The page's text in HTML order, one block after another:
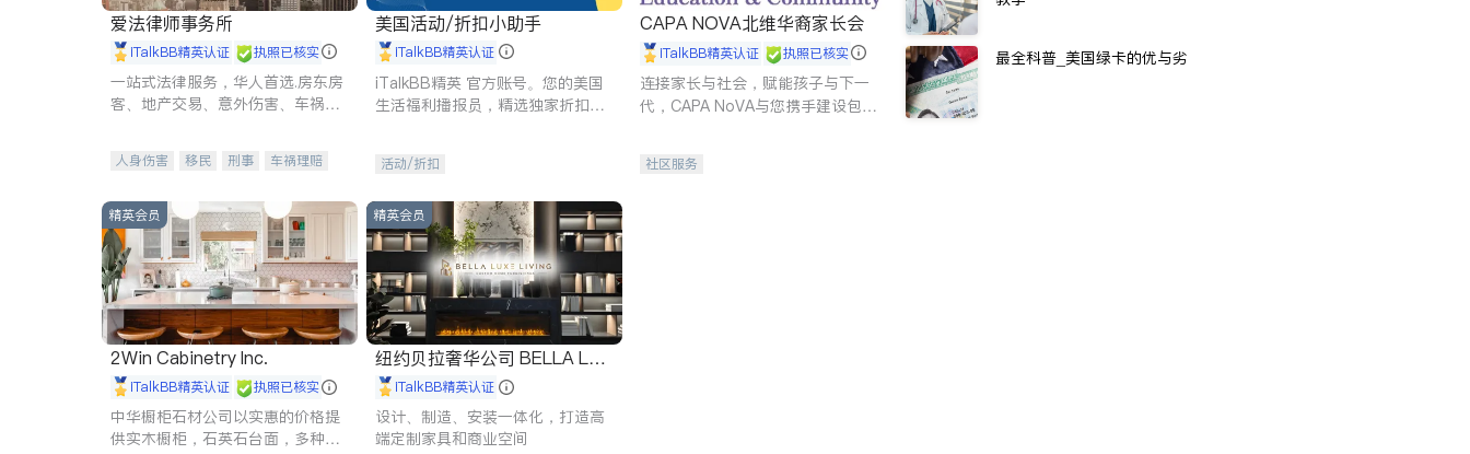
爱法律师事务所
iTalkBB精英认证 执照已核实
一站式法律服务，华人首选.房东房
客、地产交易、意外伤害、车祸重
人身伤害 移民 刑事
车祸理赔
商标注册
索赔 律师-其它 保释
美国活动/折扣小助手
iTalkBB精英认证
iTalkBB精英 官方账号。您的美国
生活福利播报员，精选独家折扣、
活动/折扣
CAPA NOVA北维华裔家长会
iTalkBB精英认证 执照已核实
连接家长与社会，赋能孩子与下一
代，CAPA NoVA与您携手建设包
社区服务
精英会员
2Win Cabinetry Inc.
iTalkBB精英认证 执照已核实
中华橱柜石材公司以实惠的价格提
供实木橱柜，石英石台面，多种优
精英会员
纽约贝拉奢华公司 BELLA LUX
E iTalkBB精英认证
设计、制造、安装一体化，打造高
端定制家具和商业空间
最全科普_美国绿卡的优与劣